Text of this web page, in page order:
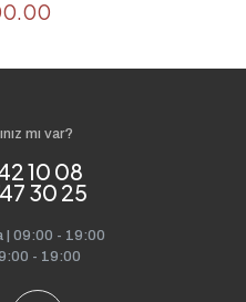
mı var?
10 08
30 25
| 09:00 - 19:00
- 19:00